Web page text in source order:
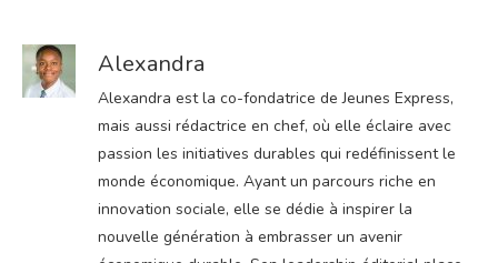
Alexandra
Alexandra est la co-fondatrice de Jeunes Express,
mais aussi rédactrice en chef, où elle éclaire avec
passion les initiatives durables qui redéfinissent le
monde économique. Ayant un parcours riche en
innovation sociale, elle se dédie à inspirer la
nouvelle génération à embrasser un avenir